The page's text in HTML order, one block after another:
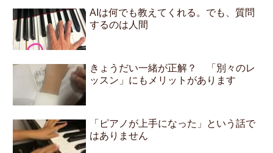
AIは何でも教えてくれる。でも、質問
するのは人間
きょうだい一緒が正解？ 「別々のレ
ッスン」にもメリットがあります
「ピアノが上手になった」という話で
はありません